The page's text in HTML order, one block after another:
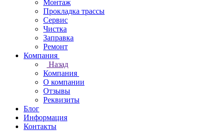
Монтаж
Прокладка трассы
Сервис
Чистка
Заправка
Ремонт
Компания
Назад
Компания
О компании
Отзывы
Реквизиты
Блог
Информация
Контакты